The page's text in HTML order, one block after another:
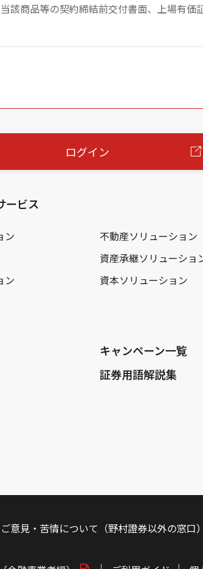
該商品等の契約締結前交付書面、上場有価
ログイン
ービス
ン 不動産ソリューション
資産承継ソリューショ
ン
資本ソリューション
キャンペーン一覧
証券用語解説集
ご意見・苦情について（野村證券以外の窓口）